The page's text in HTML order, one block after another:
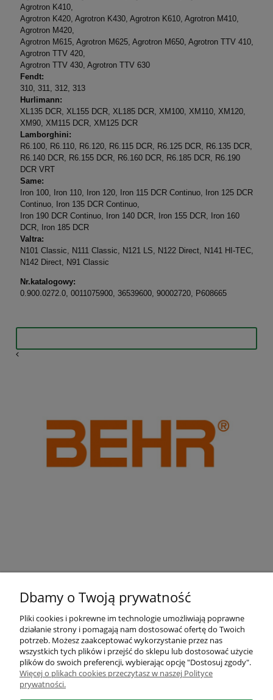
Agrotron K410,
Agrotron K420, Agrotron K430, Agrotron K610, Agrotron M410,
Agrotron M420,
Agrotron M615, Agrotron M625, Agrotron M650, Agrotron TTV 410,
Agrotron TTV 420,
Agrotron TTV 430, Agrotron TTV 630
Fendt:
310, 311, 312, 313
Hurlimann:
XL135 DCR, XL155 DCR, XL185 DCR, XM100, XM110, XM120,
XM90, XM115 DCR, XM125 DCR
Lamborghini:
R6.100, R6.110, R6.120, R6.115 DCR, R6.125 DCR, R6.135 DCR,
R6.140 DCR, R6.155 DCR, R6.160 DCR, R6.185 DCR, R6.190
DCR VRT
Same:
Iron 100, Iron 110, Iron 120, Iron 115 DCR Continuo, Iron 125 DCR
Continuo, Iron 135 DCR Continuo,
Iron 190 DCR Continuo, Iron 140 DCR, Iron 155 DCR, Iron 160
DCR, Iron 185 DCR
Valtra:
N101 Classic, N111 Classic, N121 LS, N122 Direct, N141 HI-TEC,
N142 Direct, N91 Classic
Nr.katalogowy:
0.900.0272.0, 0011075900, 36539600, 90002720, P608665
Pomoc
Moje konto
Dbamy o Twoją prywatność
Pliki cookies i pokrewne im technologie umożliwiają poprawne
działanie strony i pomagają nam dostosować ofertę do Twoich
potrzeb. Możesz zaakceptować wykorzystanie przez nas
wszystkich tych plików i przejść do sklepu lub dostosować użycie
plików do swoich preferencji, wybierając opcję "Dostosuj zgody".
Więcej o plikach cookies przeczytasz w naszej Polityce
prywatności.